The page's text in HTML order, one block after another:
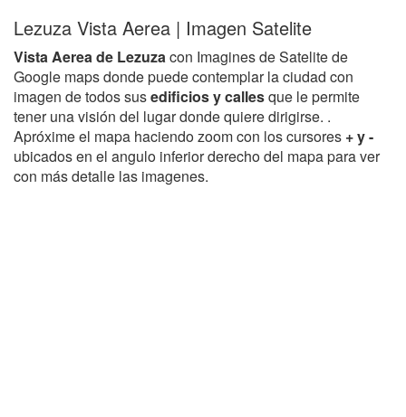
Lezuza Vista Aerea | Imagen Satelite
Vista Aerea de Lezuzacon Imagines de Satelite de
Google maps donde puede contemplar la ciudad con
imagen de todos susedificios y callesque le permite
tener una visión del lugar donde quiere dirigirse. .
Apróxime el mapa haciendo zoom con los cursores + y -
ubicados en el angulo inferior derecho del mapa para ver
con más detalle las imagenes.